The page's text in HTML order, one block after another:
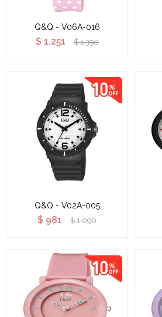
Q&Q - V06A-016
$ 1.251 $ 1.390
Q&Q - V02A-005
$ 981 $ 1.090